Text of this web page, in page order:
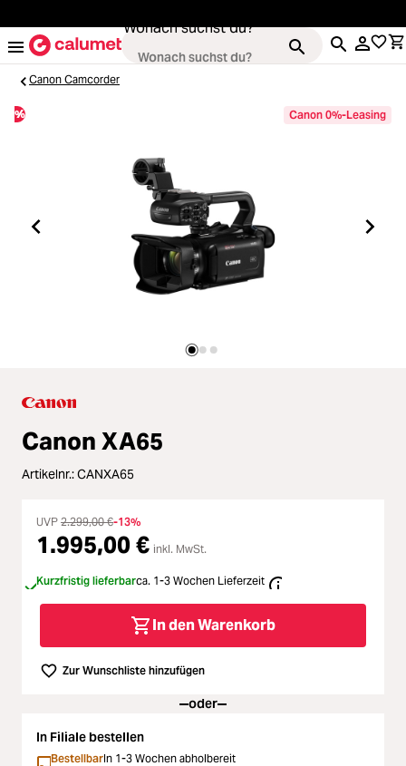
Wonach suchst du?
Objektive
Video & Drohnen
Stative & Gimbals
Zubehör
Licht & Studio
Bildbearbeitung
Ferngläser
Second Hand
SALE
Canon Camcorder
% Canon 0%-Leasing
Canon XA65
Artikelnr.:CANXA65
UVP 2.299,00 €-13%
1.995,00 € inkl. MwSt.
Kurzfristig lieferbarca. 1-3 Wochen Lieferzeit
In den Warenkorb
Zur Wunschliste hinzufügen
oder
In Filiale bestellen
BestellbarIn 1-3 Wochen abholbereit